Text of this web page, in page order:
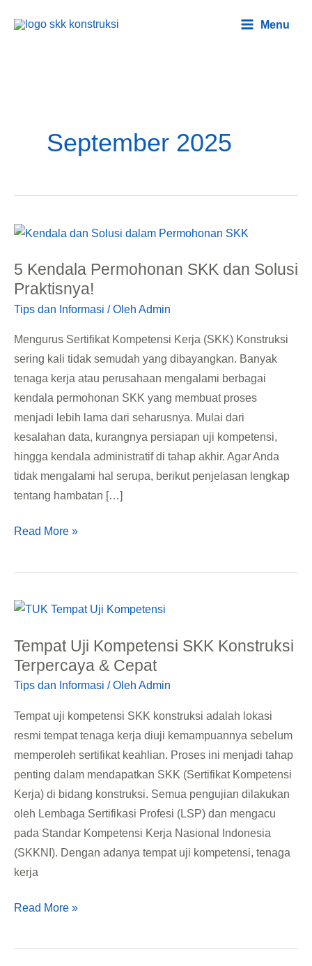
Menu
September 2025
5 Kendala Permohonan SKK dan Solusi
Praktisnya!
Tips dan Informasi / Oleh Admin
Mengurus Sertifikat Kompetensi Kerja (SKK) Konstruksi
sering kali tidak semudah yang dibayangkan. Banyak
tenaga kerja atau perusahaan mengalami berbagai
kendala permohonan SKK yang membuat proses
menjadi lebih lama dari seharusnya. Mulai dari
kesalahan data, kurangnya persiapan uji kompetensi,
hingga kendala administratif di tahap akhir. Agar Anda
tidak mengalami hal serupa, berikut penjelasan lengkap
tentang hambatan […]
5
Permohonan
SKK
dan
Praktisnya!
Read More »
Tempat Uji Kompetensi SKK Konstruksi
Terpercaya & Cepat
Tips dan Informasi / Oleh Admin
Tempat uji kompetensi SKK konstruksi adalah lokasi
resmi tempat tenaga kerja diuji kemampuannya sebelum
memperoleh sertifikat keahlian. Proses ini menjadi tahap
penting dalam mendapatkan SKK (Sertifikat Kompetensi
Kerja) di bidang konstruksi. Semua pengujian dilakukan
oleh Lembaga Sertifikasi Profesi (LSP) dan mengacu
pada Standar Kompetensi Kerja Nasional Indonesia
(SKKNI). Dengan adanya tempat uji kompetensi, tenaga
kerja
Tempat
Kompetensi
SKK
Konstruksi
Read More »